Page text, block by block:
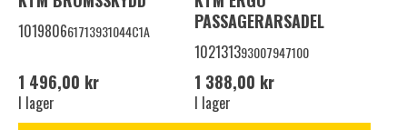
101980661713931044C1A
1 496,00 kr
I lager
PASSAGERARSADEL
102131393007947100
1 388,00 kr
I lager